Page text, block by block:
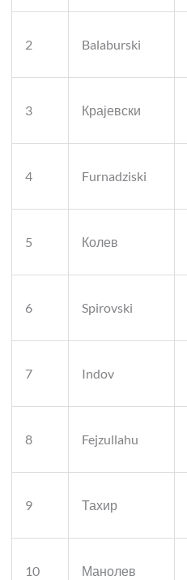
2 Balaburski
3 Крајевски
4 Furnadziski
5 Колев
6 Spirovski
7 Indov
8 Fejzullahu
9 Тахир
10 Манолев